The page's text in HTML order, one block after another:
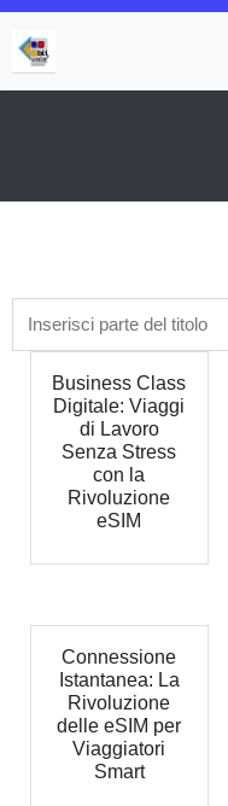
Business Class
Digitale: Viaggi
di Lavoro
Senza Stress
con la
Rivoluzione
eSIM
Connessione
Istantanea: La
Rivoluzione
delle eSIM per
Viaggiatori
Smart